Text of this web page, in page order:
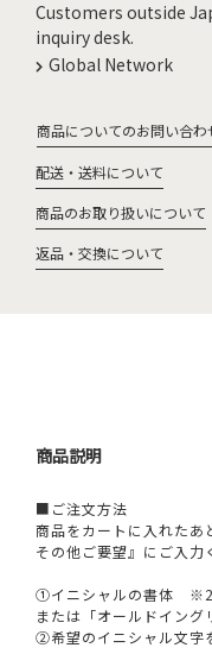
Customers outside
inquiry desk.
Global Network
商品についてのお問い合わ
配送・送料について
商品のお取り扱いについて
返品・交換について
商品説明
■ご注文方法
商品をカートに入れた
その他ご要望』にご入力
①イニシャルの書体 ※2
または「オールドイング
②希望のイニシャル文字